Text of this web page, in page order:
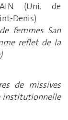
(Uni. de
Denis)
femmes San
reflet de la
de missives
institutionnelle